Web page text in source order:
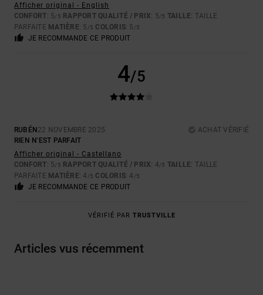
Afficher original - English
CONFORT: 5/5 RAPPORT QUALITÉ / PRIX: 5/5 TAILLE: TAILLE
PARFAITE MATIÈRE: 5 /5 COLORIS: 5 /5
JE RECOMMANDE CE PRODUIT
4/5
RUBÉN 22 NOVEMBRE 2025
ACHAT VÉRIFIÉ
RIEN N'EST PARFAIT
Afficher original - Castellano
CONFORT: 5/5 RAPPORT QUALITÉ / PRIX: 4/5 TAILLE: TAILLE
PARFAITE MATIÈRE: 4 /5 COLORIS: 4 /5
JE RECOMMANDE CE PRODUIT
VÉRIFIÉ PAR TRUSTVILLE
Articles vus récemment